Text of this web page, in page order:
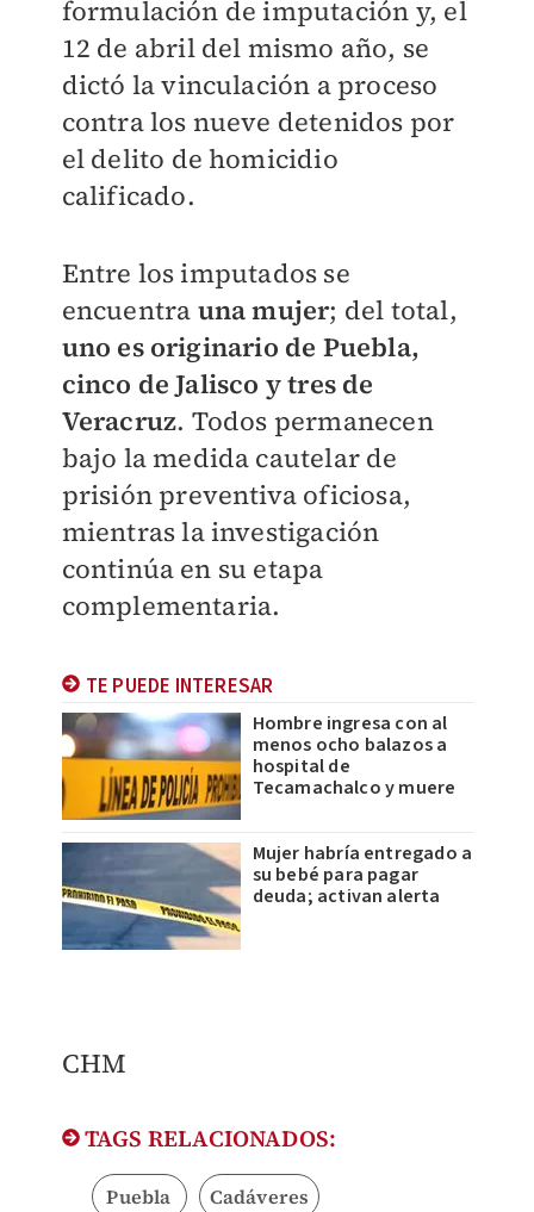
formulación de imputación y, el
12 de abril del mismo año, se
dictó la vinculación a proceso
contra los nueve detenidos por
el delito de homicidio
calificado.
Entre los imputados se
encuentra una mujer; del total,
uno es originario de Puebla,
cinco de Jalisco y tres de
Veracruz. Todos permanecen
bajo la medida cautelar de
prisión preventiva oficiosa,
mientras la investigación
continúa en su etapa
complementaria.
TE PUEDE INTERESAR
Hombre ingresa con al
menos ocho balazos a
hospital de
Tecamachalco y muere
Mujer habría entregado a
su bebé para pagar
deuda; activan alerta
CHM
TAGS RELACIONADOS:
Puebla Cadáveres